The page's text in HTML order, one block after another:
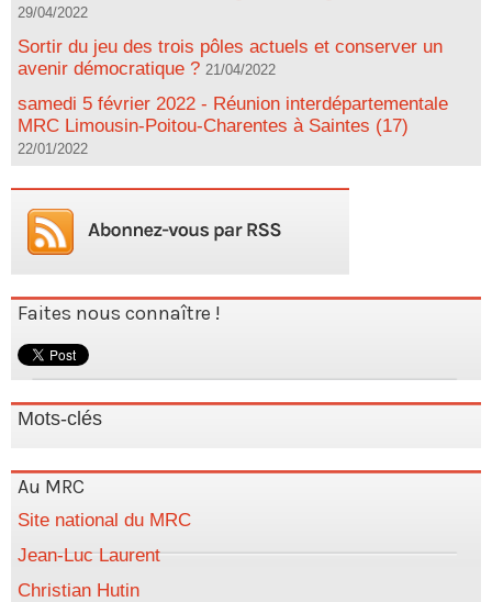
29/04/2022
Sortir du jeu des trois pôles actuels et conserver un
avenir démocratique ? 21/04/2022
samedi 5 février 2022 - Réunion interdépartementale
MRC Limousin-Poitou-Charentes à Saintes (17)
22/01/2022
Faites nous connaître !
Mots-clés
Au MRC
Site national du MRC
Jean-Luc Laurent
Christian Hutin